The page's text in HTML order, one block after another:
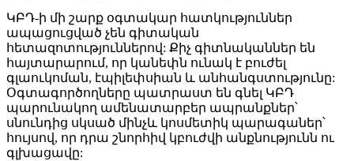
ԿԲԴ-ի մի շարք օգտակար հատկություններ
ապացուցված չեն գիտական
հետազոտություններով: Քիչ գիտնականներ են
հայտարարում, որ կանեփն ունակ է բուժել
գլաուկոման, էպիլեփսիան և անհանգստությունը:
Օգտագործողները պատրաստ են գնել ԿԲԴ
պարունակող ամենատարբեր ապրանքներ՝
սնունդից սկսած մինչև կոսմետիկ պարագաներ՝
հույսով, որ դրա շնորհիվ կբուժվի անքնությունն ու
գլխացավը: